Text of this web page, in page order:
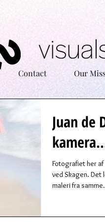
Contact Our
Juan de
Fotografiet her af
ved Skagen. Det
maleri fra